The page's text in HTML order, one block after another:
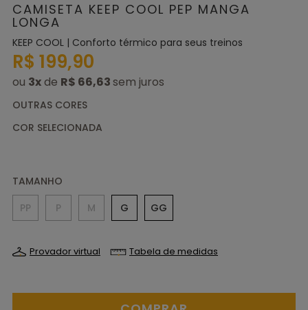
CAMISETA KEEP COOL PEP MANGA
LONGA
KEEP COOL | Conforto térmico para seus treinos
R$ 199,90
ou 3xde R$ 66,63
OUTRAS CORES
TAMANHO
PP
P M G GG
Provador virtual Tabela de medidas